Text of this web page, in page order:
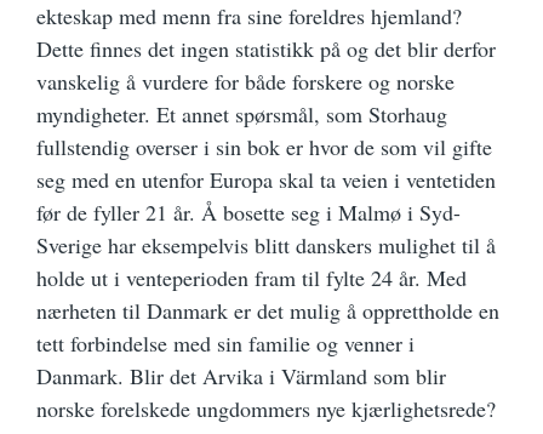
ekteskap med menn fra sine foreldres hjemland?
Dette finnes det ingen statistikk på og det blir derfor
vanskelig å vurdere for både forskere og norske
myndigheter. Et annet spørsmål, som Storhaug
fullstendig overser i sin bok er hvor de som vil gifte
seg med en utenfor Europa skal ta veien i ventetiden
før de fyller 21 år. Å bosette seg i Malmø i Syd-
Sverige har eksempelvis blitt danskers mulighet til å
holde ut i venteperioden fram til fylte 24 år. Med
nærheten til Danmark er det mulig å opprettholde en
tett forbindelse med sin familie og venner i
Danmark. Blir det Arvika i Värmland som blir
norske forelskede ungdommers nye kjærlighetsrede?